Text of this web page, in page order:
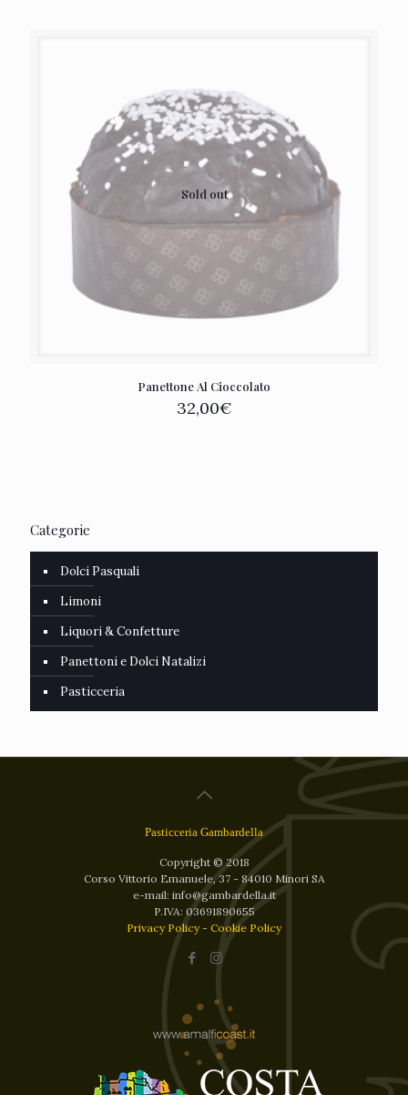
Sold out
Panettone Al Cioccolato
32,00€
Categorie
Dolci Pasquali
Limoni
Liquori & Confetture
Panettoni e Dolci Natalizi
Pasticceria
Pasticceria Gambardella
Copyright © 2018
Corso Vittorio Emanuele, 37 - 84010 Minori SA
e-mail: info@gambardella.it
P.IVA: 03691890655
Privacy Policy- Cookie Policy